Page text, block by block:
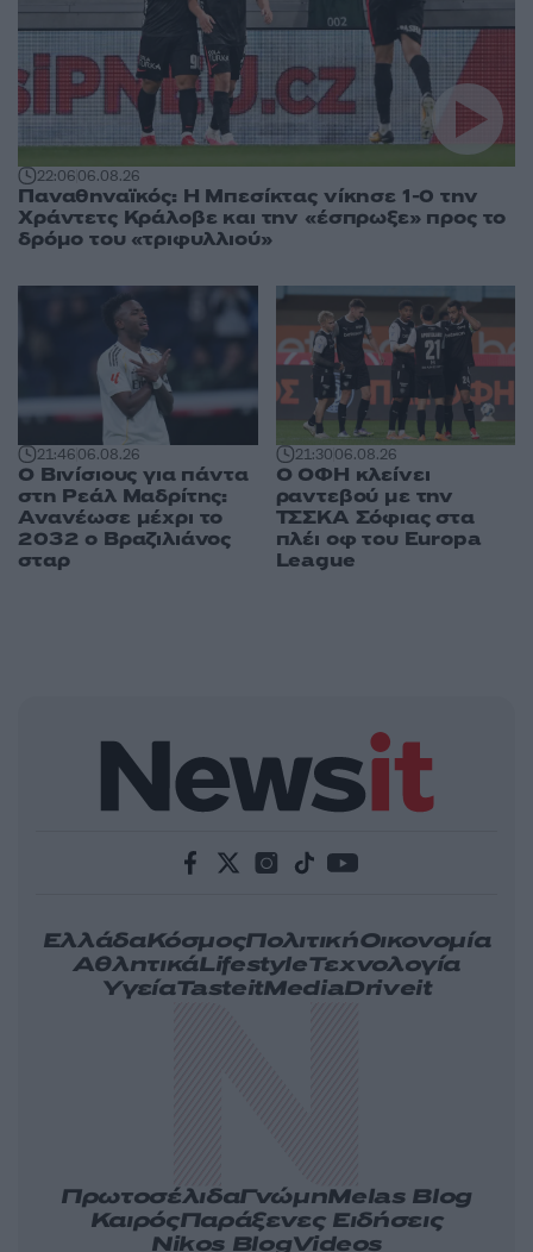
22:0606.08.26
Παναθηναϊκός: Η Μπεσίκτας νίκησε 1-0 την
Χράντετς Κράλοβε και την «έσπρωξε» προς το
δρόμο του «τριφυλλιού»
21:4606.08.26
Ο Βινίσιους για πάντα
στη Ρεάλ Μαδρίτης:
Ανανέωσε μέχρι το
2032 ο Βραζιλιάνος
σταρ
21:3006.08.26
Ο ΟΦΗ κλείνει
ραντεβού με την
ΤΣΣΚΑ Σόφιας στα
πλέι οφ του Europa
League
ΕλλάδαΚόσμοςΠολιτικήΟικονομία
ΑθλητικάLifestyleΤεχνολογία
ΥγείαTasteitMediaDriveit
ΠρωτοσέλιδαΓνώμηMelas Blog
ΚαιρόςΠαράξενες Ειδήσεις
Nikos BlogVideos